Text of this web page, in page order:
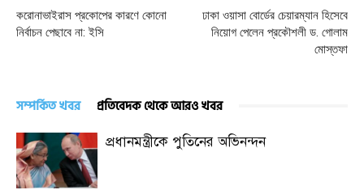
করোনাভাইরাস প্রকোপের কারণে কোনো
নির্বাচন পেছাবে না: ইসি
ঢাকা ওয়াসা বোর্ডের চেয়ারম্যান হিসেবে
নিয়োগ পেলেন প্রকৌশলী ড. গোলাম
মোস্তফা
সম্পর্কিত খবর প্রতিবেদক থেকে আরও খবর
প্রধানমন্ত্রীকে পুতিনের অভিনন্দন